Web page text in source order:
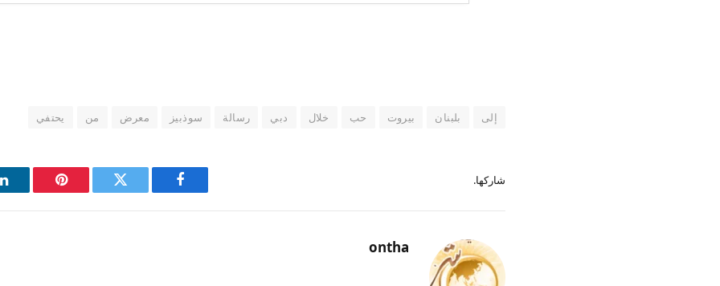
إلى بلبنان بيروت حب خلال دبي رسالة سوذبيز معرض من يحتفي
شاركها.
فيسبوك
تويتر بينتيريست
ontha